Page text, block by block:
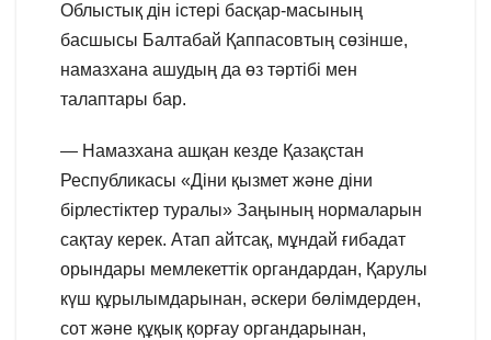
Облыстық дін істері басқар-масының
басшысы Балтабай Қаппасовтың сөзінше,
намазхана ашудың да өз тәртібі мен
талаптары бар.
— Намазхана ашқан кезде Қазақстан
Республикасы «Діни қызмет және діни
бірлестіктер туралы» Заңының нормаларын
сақтау керек. Атап айтсақ, мұндай ғибадат
орындары мемлекеттік органдардан, Қарулы
күш құрылымдарынан, әскери бөлімдерден,
сот және құқық қорғау органдарынан,